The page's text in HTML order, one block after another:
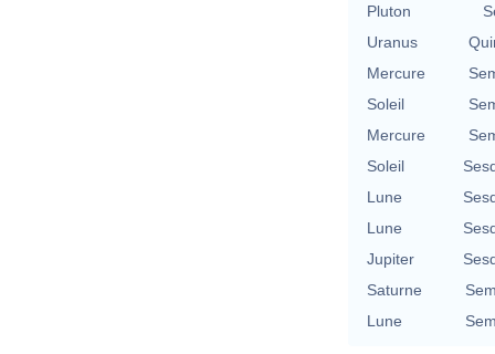
Pluton
Uranus
Mercure
Soleil
Mercure
Soleil
Lune
Lune
Jupiter
Saturne
Lune